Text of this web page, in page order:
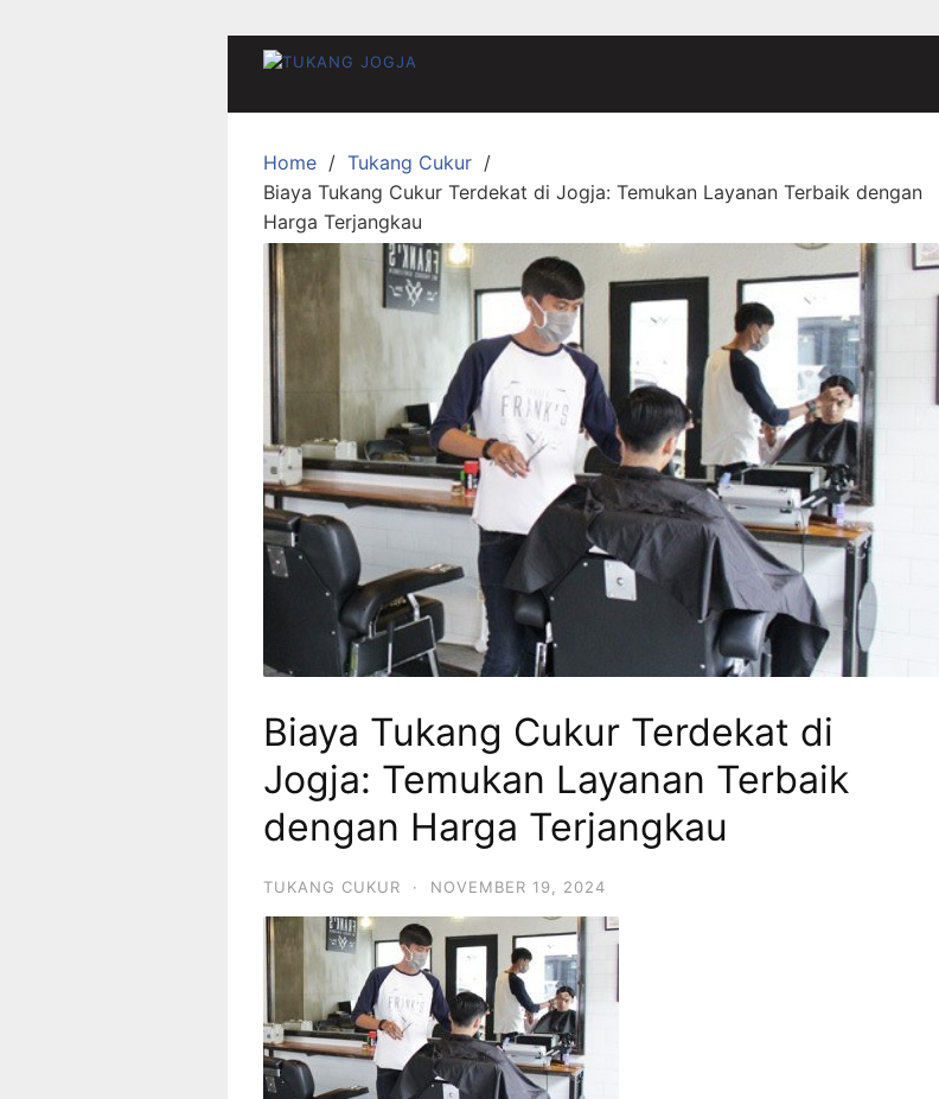
Home
Tukang Cukur
Biaya Tukang Cukur Terdekat di Jogja: Temukan Layanan Terbaik dengan
Harga Terjangkau
Biaya Tukang Cukur Terdekat di
Jogja: Temukan Layanan Terbaik
dengan Harga Terjangkau
TUKANG CUKUR · NOVEMBER 19, 2024